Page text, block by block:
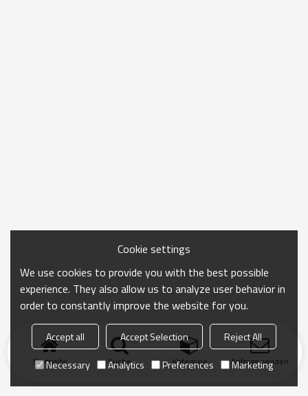
Startseite Suche Kategorie Anfrage senden
Cookie settings
We use cookies to provide you with the best possible
experience. They also allow us to analyze user behavior in
order to constantly improve the website for you.
Accept all Accept Selection
Reject All
Necessary
Analytics Preferences Marketing